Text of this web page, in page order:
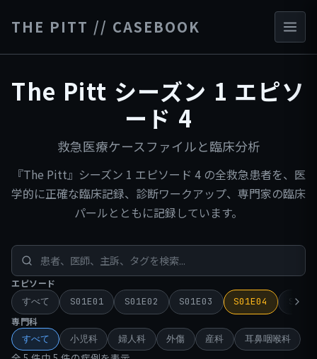
THE PITT // CASEBOOK
The Pitt シーズン 1 エピソ
ード 4
救急医療ケースファイルと臨床分析
『The Pitt』シーズン 1 エピソード 4 の全救急患者を、医
学的に正確な臨床記録、診断ワークアップ、専門家の臨床
パールとともに記録しています。
エピソード
すべて
S01E01 S01E02 S01E03 S01E04
専門科
すべて
小児科 婦人科 外傷 産科 耳鼻咽喉科